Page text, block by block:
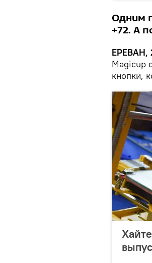
Одним
+72. А
ЕРЕВАН,
Magicup
кнопки,